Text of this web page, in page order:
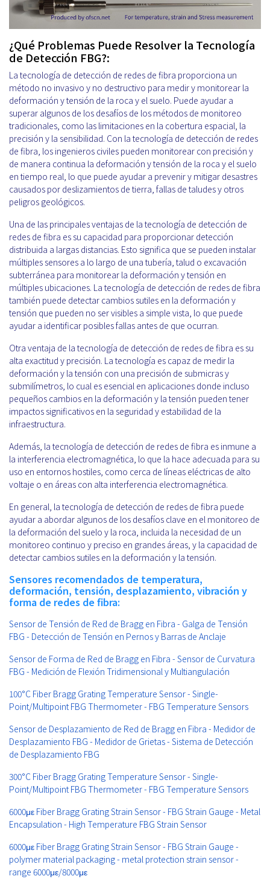
¿Qué Problemas Puede Resolver la Tecnología
de Detección FBG?:
La tecnología de detección de redes de fibra proporciona un
método no invasivo y no destructivo para medir y monitorear la
deformación y tensión de la roca y el suelo. Puede ayudar a
superar algunos de los desafíos de los métodos de monitoreo
tradicionales, como las limitaciones en la cobertura espacial, la
precisión y la sensibilidad. Con la tecnología de detección de redes
de fibra, los ingenieros civiles pueden monitorear con precisión y
de manera continua la deformación y tensión de la roca y el suelo
en tiempo real, lo que puede ayudar a prevenir y mitigar desastres
causados por deslizamientos de tierra, fallas de taludes y otros
peligros geológicos.
Una de las principales ventajas de la tecnología de detección de
redes de fibra es su capacidad para proporcionar detección
distribuida a largas distancias. Esto significa que se pueden instalar
múltiples sensores a lo largo de una tubería, talud o excavación
subterránea para monitorear la deformación y tensión en
múltiples ubicaciones. La tecnología de detección de redes de fibra
también puede detectar cambios sutiles en la deformación y
tensión que pueden no ser visibles a simple vista, lo que puede
ayudar a identificar posibles fallas antes de que ocurran.
Otra ventaja de la tecnología de detección de redes de fibra es su
alta exactitud y precisión. La tecnología es capaz de medir la
deformación y la tensión con una precisión de submicras y
submilímetros, lo cual es esencial en aplicaciones donde incluso
pequeños cambios en la deformación y la tensión pueden tener
impactos significativos en la seguridad y estabilidad de la
infraestructura.
Además, la tecnología de detección de redes de fibra es inmune a
la interferencia electromagnética, lo que la hace adecuada para su
uso en entornos hostiles, como cerca de líneas eléctricas de alto
voltaje o en áreas con alta interferencia electromagnética.
En general, la tecnología de detección de redes de fibra puede
ayudar a abordar algunos de los desafíos clave en el monitoreo de
la deformación del suelo y la roca, incluida la necesidad de un
monitoreo continuo y preciso en grandes áreas, y la capacidad de
detectar cambios sutiles en la deformación y la tensión.
Sensores recomendados de temperatura,
deformación, tensión, desplazamiento, vibración y
forma de redes de fibra:
Sensor de Tensión de Red de Bragg en Fibra - Galga de Tensión
FBG - Detección de Tensión en Pernos y Barras de Anclaje
Sensor de Forma de Red de Bragg en Fibra - Sensor de Curvatura
FBG - Medición de Flexión Tridimensional y Multiangulación
100°C Fiber Bragg Grating Temperature Sensor - Single-
Point/Multipoint FBG Thermometer - FBG Temperature Sensors
Sensor de Desplazamiento de Red de Bragg en Fibra - Medidor de
Desplazamiento FBG - Medidor de Grietas - Sistema de Detección
de Desplazamiento FBG
300°C Fiber Bragg Grating Temperature Sensor - Single-
Point/Multipoint FBG Thermometer - FBG Temperature Sensors
6000με Fiber Bragg Grating Strain Sensor - FBG Strain Gauge - Metal
Encapsulation - High Temperature FBG Strain Sensor
6000με Fiber Bragg Grating Strain Sensor - FBG Strain Gauge -
polymer material packaging - metal protection strain sensor -
range 6000με/8000με